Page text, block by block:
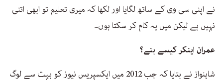
نے اپنی سی وی کے ساتھ لگایا اور لکھا کہ میری تعلیم تو ابھی اتنی
نہیں ہے لیکن میں یہ کام کر سکتا ہوں۔
عمران اینکر کیسے بنے؟
شاہنواز نے بتایا کہ جب 2012 میں ایکسپریس نیوز کو بہت سے لوگ